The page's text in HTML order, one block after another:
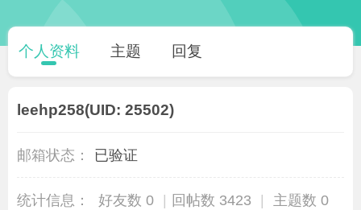
个人资料 主题 回复
leehp258(UID: 25502)
邮箱状态： 已验证
统计信息： 好友数 0 回帖数 3423 主题数 0